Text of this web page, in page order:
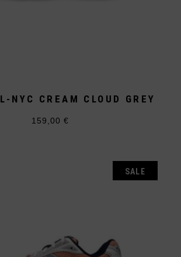
NYC CREAM CLOUD GREY
159,00€
Dieses
gewählt
werden
SALE